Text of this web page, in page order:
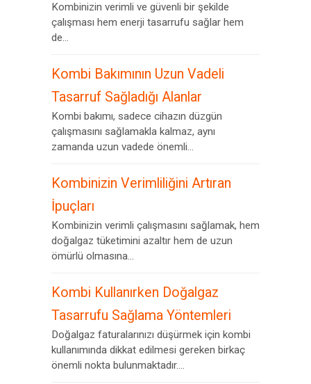
Kombinizin verimli ve güvenli bir şekilde
çalışması hem enerji tasarrufu sağlar hem
de...
Kombi Bakımının Uzun Vadeli
Tasarruf Sağladığı Alanlar
Kombi bakımı, sadece cihazın düzgün
çalışmasını sağlamakla kalmaz, aynı
zamanda uzun vadede önemli...
Kombinizin Verimliliğini Artıran
İpuçları
Kombinizin verimli çalışmasını sağlamak, hem
doğalgaz tüketimini azaltır hem de uzun
ömürlü olmasına...
Kombi Kullanırken Doğalgaz
Tasarrufu Sağlama Yöntemleri
Doğalgaz faturalarınızı düşürmek için kombi
kullanımında dikkat edilmesi gereken birkaç
önemli nokta bulunmaktadır....